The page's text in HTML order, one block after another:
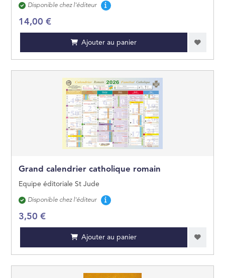
Disponibilité
Disponible chez l'éditeur
14,00 €
Ajouter au panier
Grand calendrier catholique romain
Equipe éditoriale St Jude
Disponibilité
Disponible chez l'éditeur
3,50 €
Ajouter au panier